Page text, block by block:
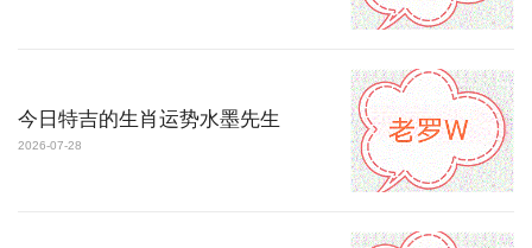
今日特吉的生肖运势水墨先生
2026-07-28